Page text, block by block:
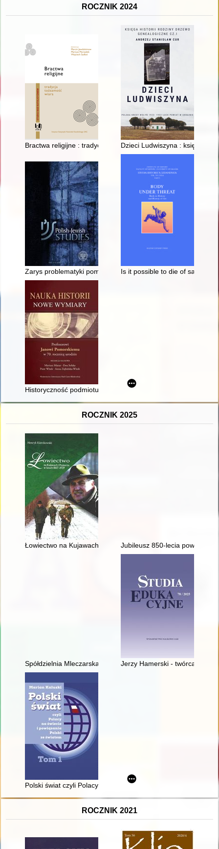
ROCZNIK 2024
Bractwa religijne : tradycja, tożsamość, wiara
Dzieci Ludwiszyna : księga
Zarys problematyki pomocy udzielanej Żydom podczas
Is it possible to die of
Historyczność podmiotu
ROCZNIK 2025
Łowiectwo na Kujawach i Pomorzu w latach 1867-1939
Jubileusz 850-lecia powstania
Spółdzielnia Mleczarska Mlekpol w 4. dekadzie działalności
Jerzy Hamerski - twórca
Polski świat czyli Polacy na świecie i powiązania Polski ze
ROCZNIK 2021